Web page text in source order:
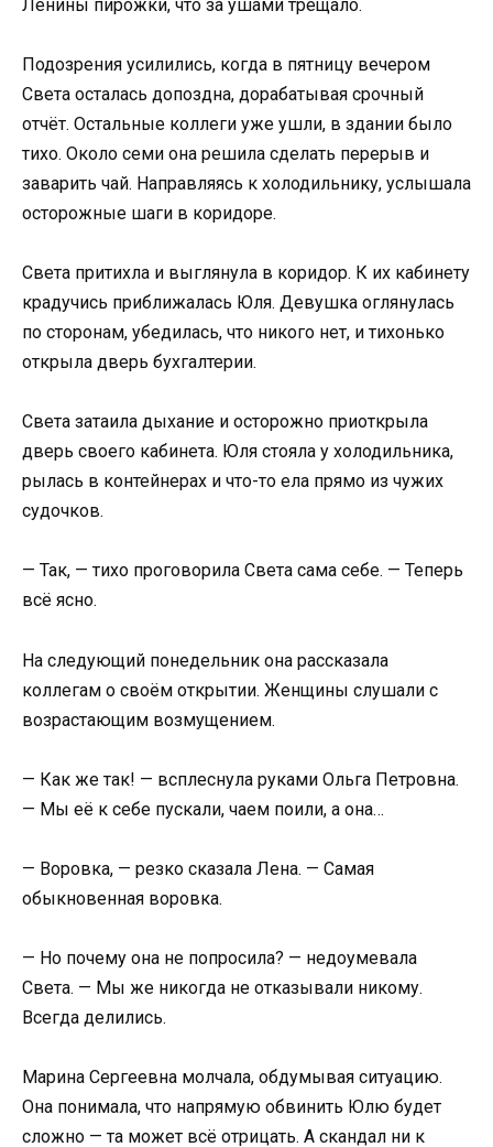
Ленины пирожки, что за ушами трещало.
Подозрения усилились, когда в пятницу вечером
Света осталась допоздна, дорабатывая срочный
отчёт. Остальные коллеги уже ушли, в здании было
тихо. Около семи она решила сделать перерыв и
заварить чай. Направляясь к холодильнику, услышала
осторожные шаги в коридоре.
Света притихла и выглянула в коридор. К их кабинету
крадучись приближалась Юля. Девушка оглянулась
по сторонам, убедилась, что никого нет, и тихонько
открыла дверь бухгалтерии.
Света затаила дыхание и осторожно приоткрыла
дверь своего кабинета. Юля стояла у холодильника,
рылась в контейнерах и что-то ела прямо из чужих
судочков.
— Так, — тихо проговорила Света сама себе. — Теперь
всё ясно.
На следующий понедельник она рассказала
коллегам о своём открытии. Женщины слушали с
возрастающим возмущением.
— Как же так! — всплеснула руками Ольга Петровна.
— Мы её к себе пускали, чаем поили, а она…
— Воровка, — резко сказала Лена. — Самая
обыкновенная воровка.
— Но почему она не попросила? — недоумевала
Света. — Мы же никогда не отказывали никому.
Всегда делились.
Марина Сергеевна молчала, обдумывая ситуацию.
Она понимала, что напрямую обвинить Юлю будет
сложно — та может всё отрицать. А скандал ни к